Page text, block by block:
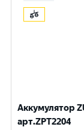
Аккумулятор
арт.ZPT2204